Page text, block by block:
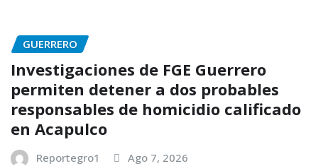
GUERRERO
Investigaciones de FGE Guerrero
permiten detener a dos probables
responsables de homicidio calificado
en Acapulco
Reportegro1 Ago 7, 2026